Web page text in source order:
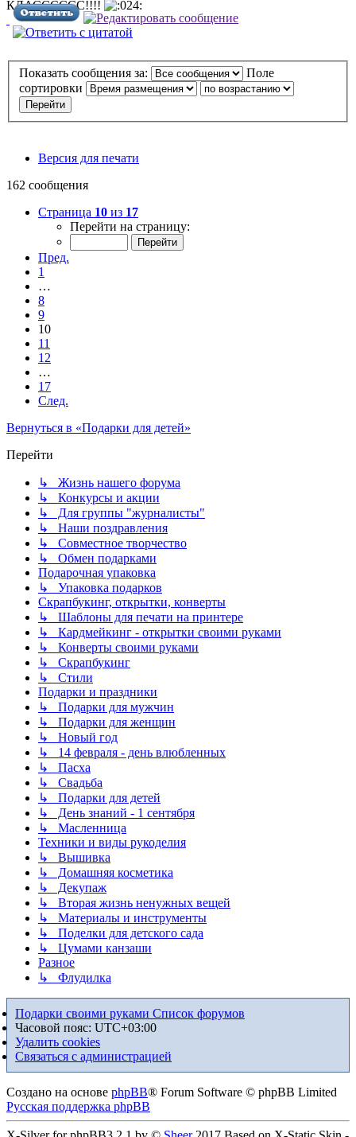
КЛАСССССС!!!!
Показать сообщения за:
Поле
сортировки
Версия для печати
162 сообщения
Страница 10 из 17
Перейти на страницу:
Пред.
1
…
8
9
10
11
12
…
17
След.
Вернуться в «Подарки для детей»
Перейти
↳ Жизнь нашего форума
↳ Конкурсы и акции
↳ Для группы "журналисты"
↳ Наши поздравления
↳ Совместное творчество
↳ Обмен подарками
Подарочная упаковка
↳ Упаковка подарков
Скрапбукинг, открытки, конверты
↳ Шаблоны для печати на принтере
↳ Кардмейкинг - открытки своими руками
↳ Конверты своими руками
↳ Скрапбукинг
↳ Стили
Подарки и праздники
↳ Подарки для мужчин
↳ Подарки для женщин
↳ Новый год
↳ 14 февраля - день влюбленных
↳ Пасха
↳ Свадьба
↳ Подарки для детей
↳ День знаний - 1 сентября
↳ Масленница
Техники и виды рукоделия
↳ Вышивка
↳ Домашняя косметика
↳ Декупаж
↳ Вторая жизнь ненужных вещей
↳ Материалы и инструменты
↳ Поделки для детского сада
↳ Цумами канзаши
Разное
↳ Флудилка
Подарки своими руками Список форумов
Часовой пояс: UTC+03:00
Удалить cookies
Связаться с администрацией
Создано на основе phpBB® Forum Software © phpBB Limited
Русская поддержка phpBB